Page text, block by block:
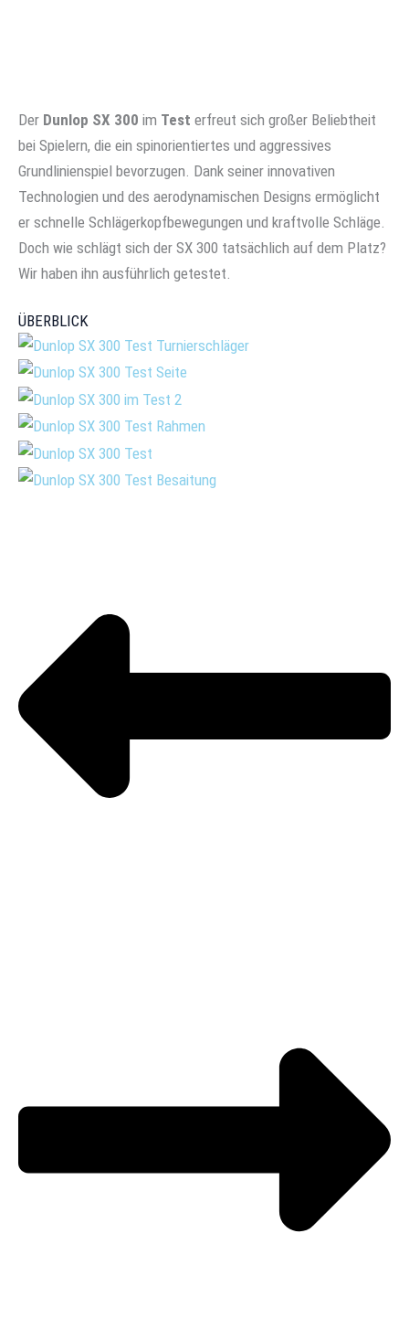
Der Dunlop SX 300 im Test erfreut sich großer Beliebtheit
bei Spielern, die ein spinorientiertes und aggressives
Grundlinienspiel bevorzugen. Dank seiner innovativen
Technologien und des aerodynamischen Designs ermöglicht
er schnelle Schlägerkopfbewegungen und kraftvolle Schläge.
Doch wie schlägt sich der SX 300 tatsächlich auf dem Platz?
Wir haben ihn ausführlich getestet.
ÜBERBLICK